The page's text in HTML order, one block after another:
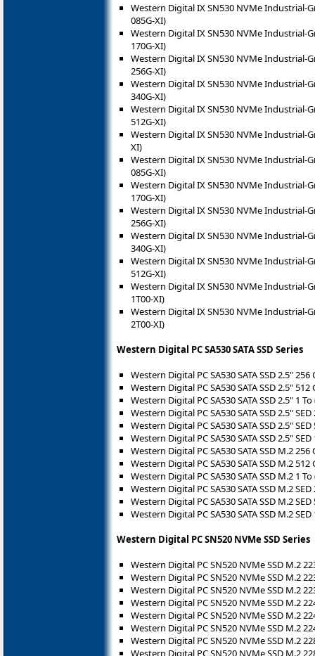
Western Digital IX SN530 NVMe Industrial-
085G-XI)
Western Digital IX SN530 NVMe Industrial-
170G-XI)
Western Digital IX SN530 NVMe Industrial-
256G-XI)
Western Digital IX SN530 NVMe Industrial-
340G-XI)
Western Digital IX SN530 NVMe Industrial-
512G-XI)
Western Digital IX SN530 NVMe Industrial-
XI)
Western Digital IX SN530 NVMe Industrial-
085G-XI)
Western Digital IX SN530 NVMe Industrial-
170G-XI)
Western Digital IX SN530 NVMe Industrial-
256G-XI)
Western Digital IX SN530 NVMe Industrial-
340G-XI)
Western Digital IX SN530 NVMe Industrial-
512G-XI)
Western Digital IX SN530 NVMe Industrial-
1T00-XI)
Western Digital IX SN530 NVMe Industrial-
2T00-XI)
Western Digital PC SA530 SATA SSD Series
Western Digital PC SA530 SATA SSD 2.5" 256
Western Digital PC SA530 SATA SSD 2.5" 512
Western Digital PC SA530 SATA SSD 2.5" 1 To
Western Digital PC SA530 SATA SSD 2.5"
Western Digital PC SA530 SATA SSD 2.5"
Western Digital PC SA530 SATA SSD 2.5" SED
Western Digital PC SA530 SATA SSD M.2 256
Western Digital PC SA530 SATA SSD M.2 512
Western Digital PC SA530 SATA SSD M.2 1 To
Western Digital PC SA530 SATA SSD M.2
Western Digital PC SA530 SATA SSD M.2
Western Digital PC SA530 SATA SSD M.2 SED
Western Digital PC SN520 NVMe SSD Series
Western Digital PC SN520 NVMe SSD M.2
Western Digital PC SN520 NVMe SSD M.2
Western Digital PC SN520 NVMe SSD M.2
Western Digital PC SN520 NVMe SSD M.2
Western Digital PC SN520 NVMe SSD M.2
Western Digital PC SN520 NVMe SSD M.2
Western Digital PC SN520 NVMe SSD M.2
Western Digital PC SN520 NVMe SSD M.2